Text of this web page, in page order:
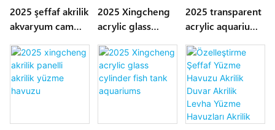
2025 şeffaf akrilik
akvaryum cam
tankı-1745463235
752715
2025 Xingcheng
acrylic glass
aquariums-
17453894474674
94
2025 transparent
acrylic aquarium